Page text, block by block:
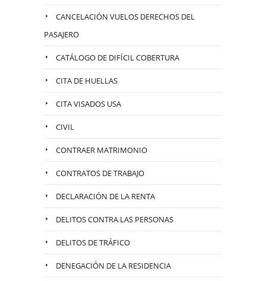
CANCELACIÓN VUELOS DERECHOS DEL
PASAJERO
CATÁLOGO DE DIFÍCIL COBERTURA
CITA DE HUELLAS
CITA VISADOS USA
CIVIL
CONTRAER MATRIMONIO
CONTRATOS DE TRABAJO
DECLARACIÓN DE LA RENTA
DELITOS CONTRA LAS PERSONAS
DELITOS DE TRÁFICO
DENEGACIÓN DE LA RESIDENCIA